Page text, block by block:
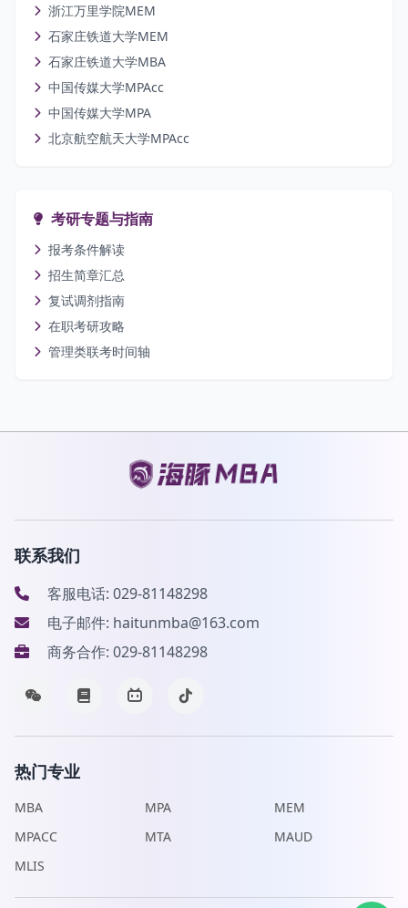
浙江万里学院MEM
石家庄铁道大学MEM
石家庄铁道大学MBA
中国传媒大学MPAcc
中国传媒大学MPA
北京航空航天大学MPAcc
考研专题与指南
报考条件解读
招生简章汇总
复试调剂指南
在职考研攻略
管理类联考时间轴
联系我们
客服电话: 029-81148298
电子邮件: haitunmba@163.com
商务合作: 029-81148298
热门专业
MBA MPA
MEM
MPACC
MTA
MAUD
MLIS